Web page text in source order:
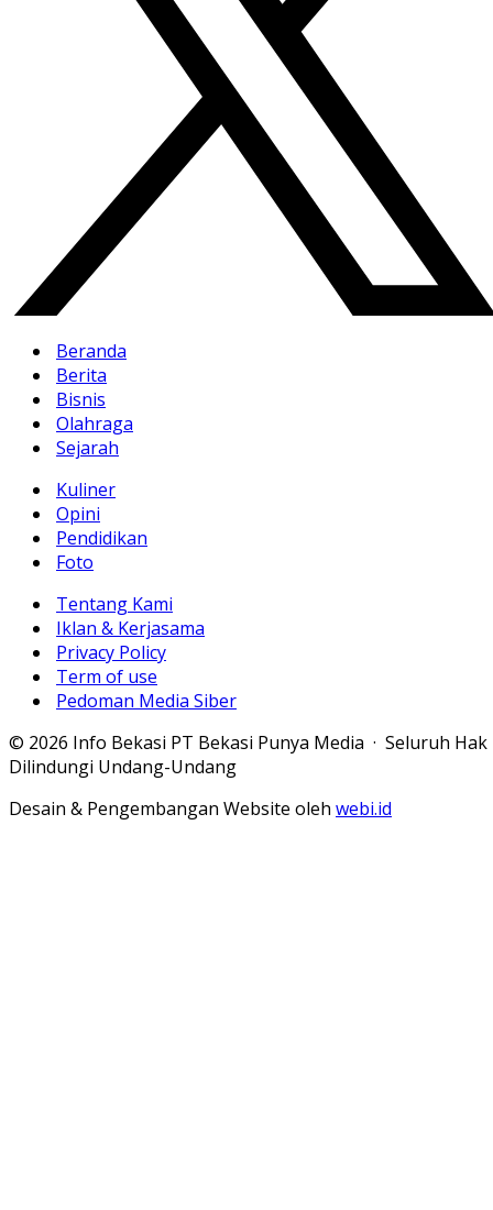
Beranda
Berita
Bisnis
Olahraga
Sejarah
Kuliner
Opini
Pendidikan
Foto
Tentang Kami
Iklan & Kerjasama
Privacy Policy
Term of use
Pedoman Media Siber
© 2026 Info Bekasi PT Bekasi Punya Media · Seluruh Hak
Dilindungi Undang-Undang
Desain & Pengembangan Website oleh webi.id